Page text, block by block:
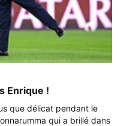
Enrique !
que délicat pendant le
qui a brillé dans